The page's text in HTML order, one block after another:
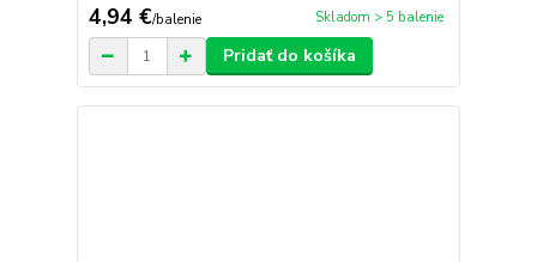
4,94 €/balenie Skladom > 5 balenie
Pridať do košíka